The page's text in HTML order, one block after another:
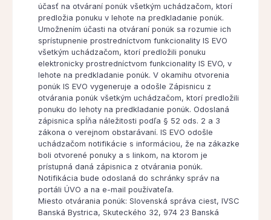
účasť na otváraní ponúk všetkým uchádzačom, ktorí
predložia ponuku v lehote na predkladanie ponúk.
Umožnením účasti na otváraní ponúk sa rozumie ich
sprístupnenie prostredníctvom funkcionality IS EVO
všetkým uchádzačom, ktorí predložili ponuku
elektronicky prostredníctvom funkcionality IS EVO, v
lehote na predkladanie ponúk. V okamihu otvorenia
ponúk IS EVO vygeneruje a odošle Zápisnicu z
otvárania ponúk všetkým uchádzačom, ktorí predložili
ponuku do lehoty na predkladanie ponúk. Odoslaná
zápisnica spĺňa náležitosti podľa § 52 ods. 2 a 3
zákona o verejnom obstarávaní. IS EVO odošle
uchádzačom notifikácie s informáciou, že na zákazke
boli otvorené ponuky a s linkom, na ktorom je
prístupná daná zápisnica z otvárania ponúk.
Notifikácia bude odoslaná do schránky správ na
portáli ÚVO a na e-mail používateľa.
Miesto otvárania ponúk: Slovenská správa ciest, IVSC
Banská Bystrica, Skuteckého 32, 974 23 Banská